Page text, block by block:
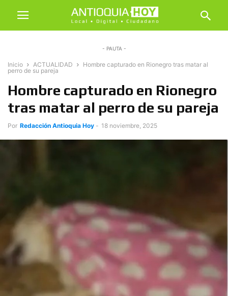
- PAUTA -
Inicio ACTUALIDAD
Hombre capturado en Rionegro tras matar al
perro de su pareja
Hombre capturado en Rionegro
tras matar al perro de su pareja
Por Redacción Antioquia Hoy - 18 noviembre, 2025